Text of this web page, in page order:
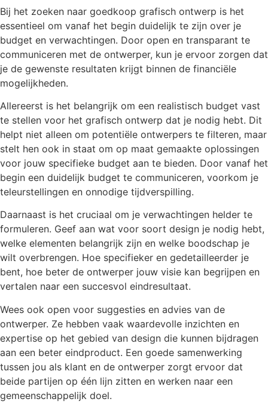
Bij het zoeken naar goedkoop grafisch ontwerp is het
essentieel om vanaf het begin duidelijk te zijn over je
budget en verwachtingen. Door open en transparant te
communiceren met de ontwerper, kun je ervoor zorgen dat
je de gewenste resultaten krijgt binnen de financiële
mogelijkheden.
Allereerst is het belangrijk om een realistisch budget vast
te stellen voor het grafisch ontwerp dat je nodig hebt. Dit
helpt niet alleen om potentiële ontwerpers te filteren, maar
stelt hen ook in staat om op maat gemaakte oplossingen
voor jouw specifieke budget aan te bieden. Door vanaf het
begin een duidelijk budget te communiceren, voorkom je
teleurstellingen en onnodige tijdverspilling.
Daarnaast is het cruciaal om je verwachtingen helder te
formuleren. Geef aan wat voor soort design je nodig hebt,
welke elementen belangrijk zijn en welke boodschap je
wilt overbrengen. Hoe specifieker en gedetailleerder je
bent, hoe beter de ontwerper jouw visie kan begrijpen en
vertalen naar een succesvol eindresultaat.
Wees ook open voor suggesties en advies van de
ontwerper. Ze hebben vaak waardevolle inzichten en
expertise op het gebied van design die kunnen bijdragen
aan een beter eindproduct. Een goede samenwerking
tussen jou als klant en de ontwerper zorgt ervoor dat
beide partijen op één lijn zitten en werken naar een
gemeenschappelijk doel.